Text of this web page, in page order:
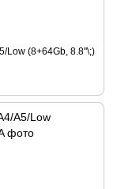
Low (8+64Gb, 8.8"\;)